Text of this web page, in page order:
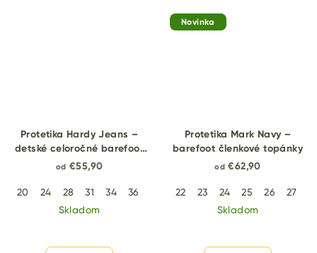
Protetika Hardy Jeans –
detské celoročné barefoot
topánky
od €55,90
20 24 28 31 34
36
Skladom
Novinka
Protetika Mark Navy –
barefoot členkové topánky
od €62,90
22 23 24 25 26 27
Skladom